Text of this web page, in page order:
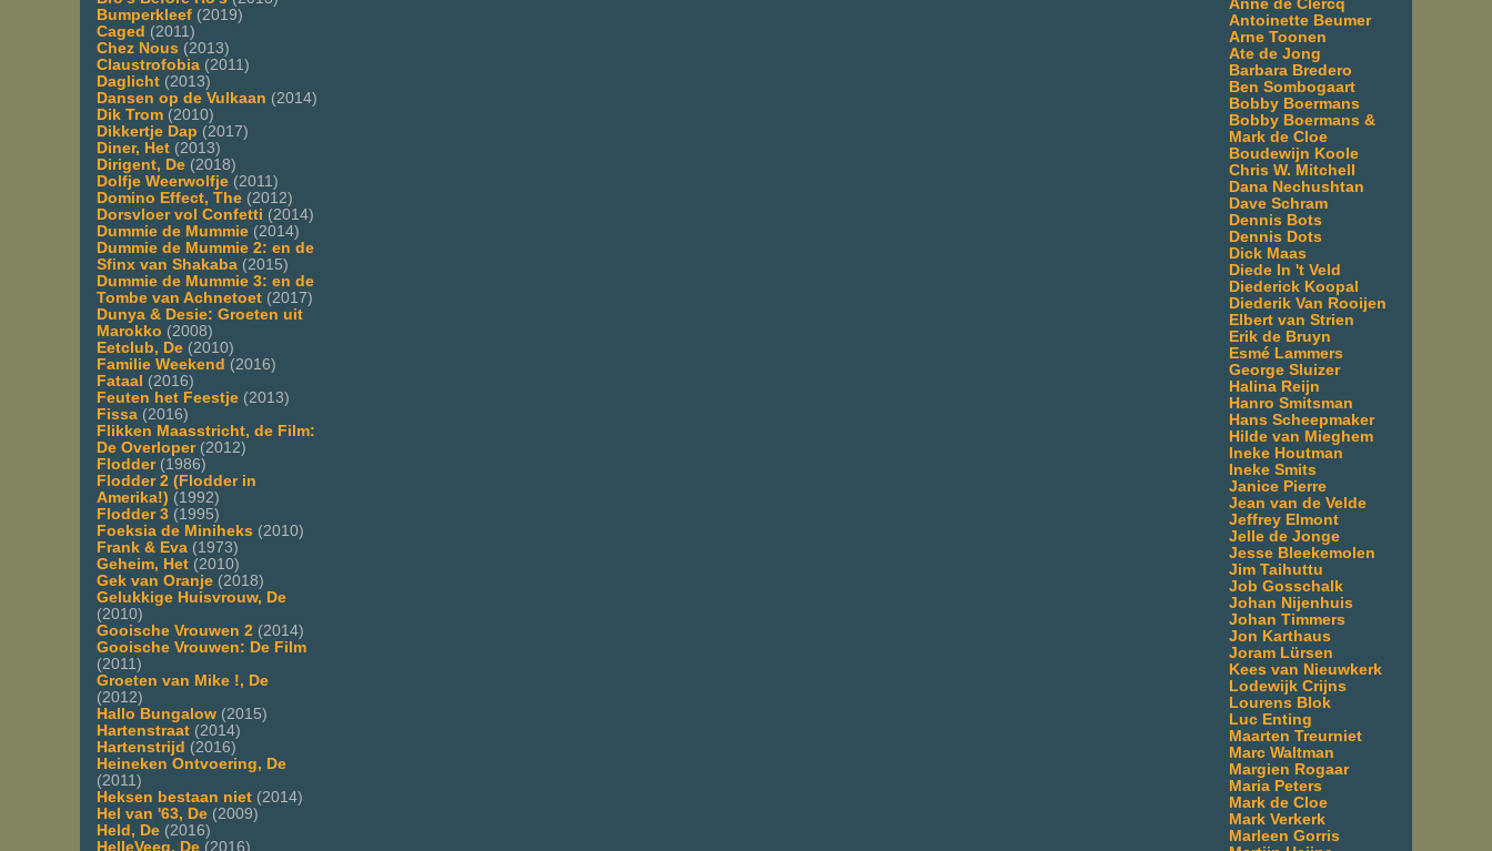
Bumperkleef (2019)
Caged (2011)
Chez Nous (2013)
Claustrofobia (2011)
Daglicht (2013)
Dansen op de Vulkaan (2014)
Dik Trom (2010)
Dikkertje Dap (2017)
Diner, Het (2013)
Dirigent, De (2018)
Dolfje Weerwolfje (2011)
Domino Effect, The (2012)
Dorsvloer vol Confetti (2014)
Dummie de Mummie (2014)
Dummie de Mummie 2: en de
Sfinx van Shakaba (2015)
Dummie de Mummie 3: en de
Tombe van Achnetoet (2017)
Dunya & Desie: Groeten uit
Marokko (2008)
Eetclub, De (2010)
Familie Weekend (2016)
Fataal (2016)
Feuten het Feestje (2013)
Fissa (2016)
Flikken Maasstricht, de Film:
De Overloper(2012)
Flodder(1986)
Flodder 2 (Flodder in
Amerika!) (1992)
Flodder 3 (1995)
Foeksia de Miniheks (2010)
Frank & Eva (1973)
Geheim, Het (2010)
Gek van Oranje (2018)
Gelukkige Huisvrouw, De
(2010)
Gooische Vrouwen 2 (2014)
Gooische Vrouwen: De Film
(2011)
Groeten van Mike !, De
(2012)
Hallo Bungalow (2015)
Hartenstraat (2014)
Hartenstrijd (2016)
Heineken Ontvoering, De
(2011)
Heksen bestaan niet (2014)
Hel van '63, De (2009)
Held, De (2016)
HelleVeeg, De (2016)
Anne de Clercq
Antoinette Beumer
Arne Toonen
Ate de Jong
Barbara Bredero
Ben Sombogaart
Bobby Boermans
Bobby Boermans &
Mark de Cloe
Boudewijn Koole
Chris W. Mitchell
Dana Nechushtan
Dave Schram
Dennis Bots
Dennis Dots
Dick Maas
Diede In 't Veld
Diederick Koopal
Diederik Van Rooijen
Elbert van Strien
Erik de Bruyn
Esmé Lammers
George Sluizer
Halina Reijn
Hanro Smitsman
Hans Scheepmaker
Hilde van Mieghem
Ineke Houtman
Ineke Smits
Janice Pierre
Jean van de Velde
Jeffrey Elmont
Jelle de Jonge
Jesse Bleekemolen
Jim Taihuttu
Job Gosschalk
Johan Nijenhuis
Johan Timmers
Jon Karthaus
Joram Lürsen
Kees van Nieuwkerk
Lodewijk Crijns
Lourens Blok
Luc Enting
Maarten Treurniet
Marc Waltman
Margien Rogaar
Maria Peters
Mark de Cloe
Mark Verkerk
Marleen Gorris